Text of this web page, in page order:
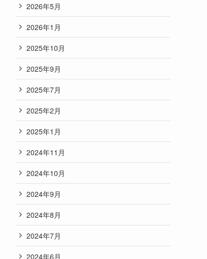
2026年5月
2026年1月
2025年10月
2025年9月
2025年7月
2025年2月
2025年1月
2024年11月
2024年10月
2024年9月
2024年8月
2024年7月
2024年6月